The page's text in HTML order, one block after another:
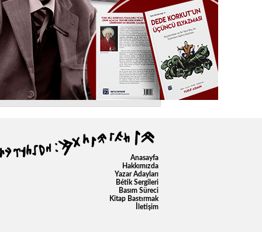
Anasayfa
Hakkımızda
Yazar Adayları
Bétik Sergileri
Basım Süreci
Kitap Bastırmak
İletişim